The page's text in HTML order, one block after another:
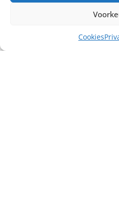
Cookies